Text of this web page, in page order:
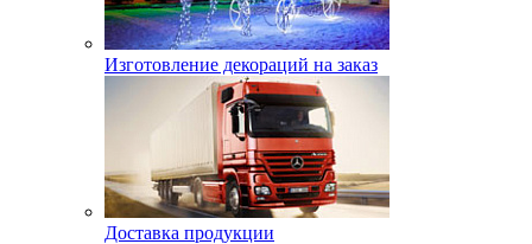
Изготовление декораций на заказ
Доставка продукции